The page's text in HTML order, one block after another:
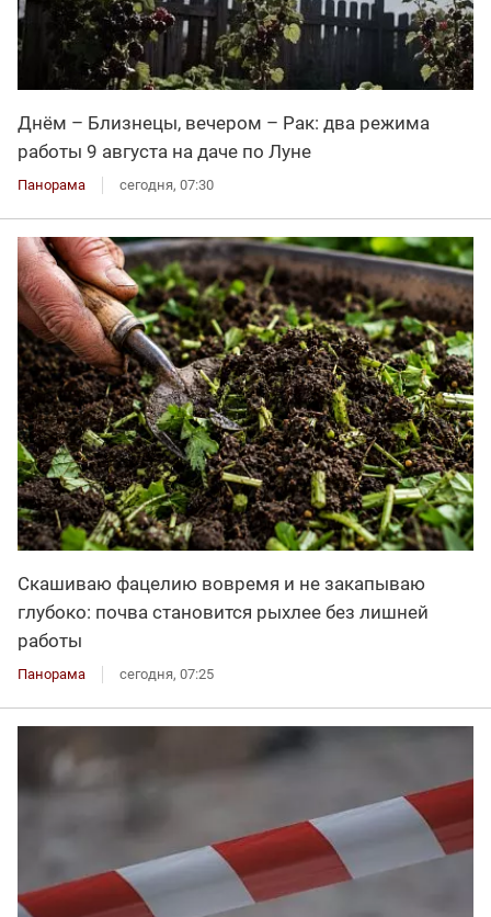
Днём – Близнецы, вечером – Рак: два режима
работы 9 августа на даче по Луне
Панорама сегодня, 07:30
Скашиваю фацелию вовремя и не закапываю
глубоко: почва становится рыхлее без лишней
работы
Панорама сегодня, 07:25